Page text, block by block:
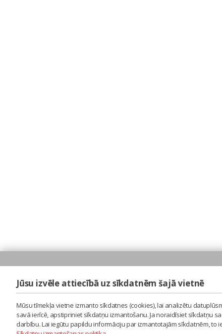
Jūsu izvēle attiecībā uz sīkdatnēm šajā vietnē
Mūsu tīmekļa vietne izmanto sīkdatnes (cookies), lai analizētu
savā ierīcē, apstipriniet sīkdatņu izmantošanu. Ja noraidīsiet sīkdatņu
darbību. Lai iegūtu papildu informāciju par izmantotajām sīkdatnēm,